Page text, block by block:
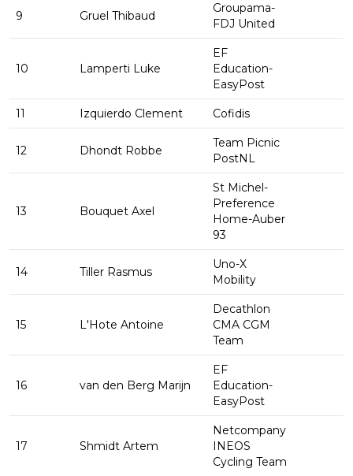
9 Gruel Thibaud
Groupama-
FDJ United
10 Lamperti Luke
EF
Education-
EasyPost
11 Izquierdo Clement Cofidis
12 Dhondt Robbe
Team Picnic
PostNL
13 Bouquet Axel
St Michel-
Preference
Home-Auber
93
14 Tiller Rasmus
Uno-X
Mobility
15 L'Hote Antoine
Decathlon
CMA CGM
Team
16 van den Berg Marijn
EF
Education-
EasyPost
17 Shmidt Artem
Netcompany
INEOS
Cycling Team